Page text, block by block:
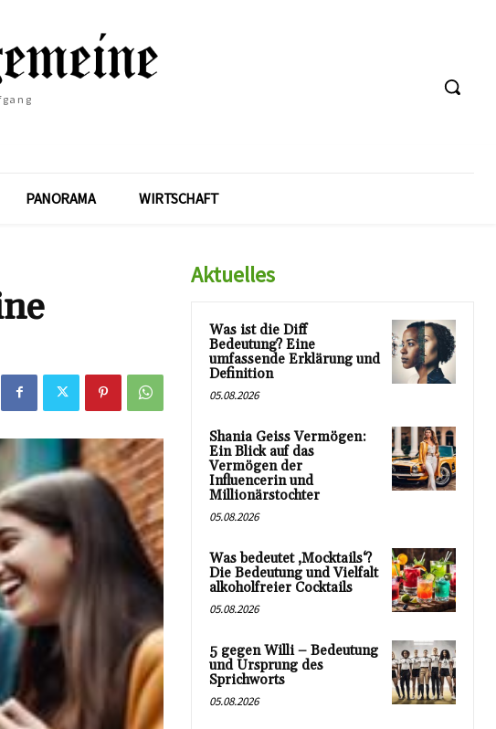
PANORAMA WIRTSCHAFT
Aktuelles
Was ist die Diff
Bedeutung? Eine
umfassende Erklärung und
Definition
05.08.2026
Shania Geiss Vermögen:
Ein Blick auf das
Vermögen der
Influencerin und
Millionärstochter
05.08.2026
Was bedeutet ‚Mocktails‘?
Die Bedeutung und Vielfalt
alkoholfreier Cocktails
05.08.2026
5 gegen Willi – Bedeutung
und Ursprung des
Sprichworts
05.08.2026